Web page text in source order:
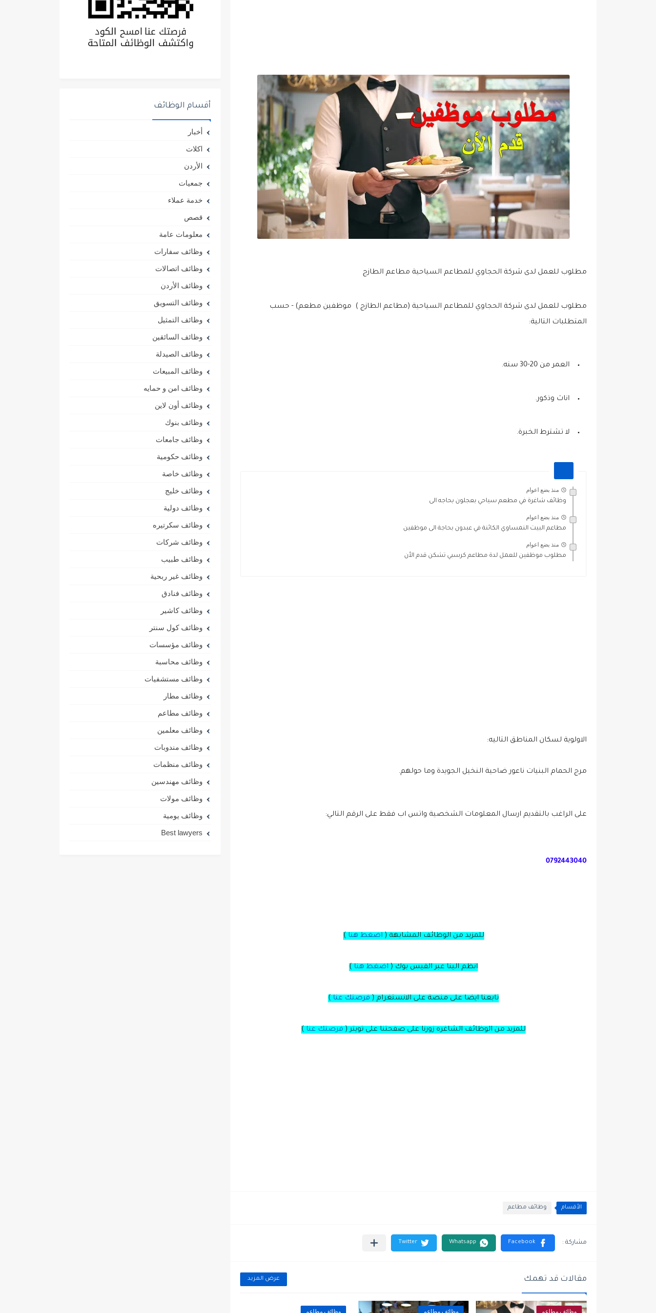
مطلوب للعمل لدى شركة الحجاوي للمطاعم السياحية مطاعم الطازج
مطلوب للعمل لدى شركة الحجاوي للمطاعم السياحية (مطاعم الطازج ) موظفين مطعم) - حسب
المتطلبات التالية:
العمر من 20-30 سنه.
اناث وذكور.
لا تشترط الخبرة.
منذ بضع اعوام
وظائف شاغرة في مطعم سياحي بعجلون بحاجه الى
منذ بضع اعوام
مطاعم البيت النمساوي الكائنة في عبدون بحاجة الى موظفين
منذ بضع اعوام
مطلوب موظفين للعمل لدة مطاعم كرسبي تشكن قدم الأن
الاولوية لسكان المناطق التاليه:
مرج الحمام البنيات ناعور ضاحية النخيل الجويدة وما حولهم.
على الراغب بالتقديم ارسال المعلومات الشخصية واتس اب فقط على الرقم التالي:
0792443040
للمزيد من الوظائف المشابهة ( اضغط هنا )
انظم الينا عبر الفيس بوك ( اضغط هنا )
تابعنا ايضا على منصة على الانستغرام ( فرصتك عنا )
للمزيد من الوظائف الشاغره زورنا على صفحتنا على تويتر( فرصتك عنا )
الأقسام وظائف مطاعم
مقالات قد تهمك عرض المزيد
وظائف مطاعم وظائف مطاعم وظائف مطاعم
أقسام الوظائف
أخبار
اكلات
الأردن
جمعيات
خدمة عملاء
قصص
معلومات عامة
وظائف سفارات
وظائف اتصالات
وظائف الأردن
وظائف التسويق
وظائف التمثيل
وظائف السائقين
وظائف الصيدلة
وظائف المبيعات
وظائف امن و حمايه
وظائف أون لاين
وظائف بنوك
وظائف جامعات
وظائف حكومية
وظائف خاصة
وظائف خليج
وظائف دولية
وظائف سكرتيره
وظائف شركات
وظائف طبيب
وظائف غير ربحية
وظائف فنادق
وظائف كاشير
وظائف كول سنتر
وظائف مؤسسات
وظائف محاسبة
وظائف مستشفيات
وظائف مطار
وظائف مطاعم
وظائف معلمين
وظائف مندوبات
وظائف منظمات
وظائف مهندسين
وظائف مولات
وظائف يومية
Best lawyers